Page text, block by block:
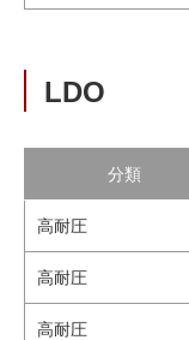
LDO
分類
高耐圧
高耐圧
高耐圧